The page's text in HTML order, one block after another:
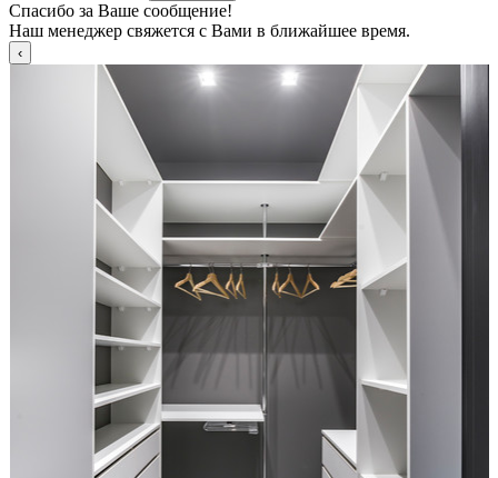
Спасибо за Ваше сообщение!
Наш менеджер свяжется с Вами в ближайшее время.